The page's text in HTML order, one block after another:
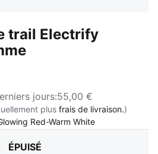
trail Electrify
jours:55,00 €
plus frais de livraison.)
Red-Warm White:
ÉPUISÉ